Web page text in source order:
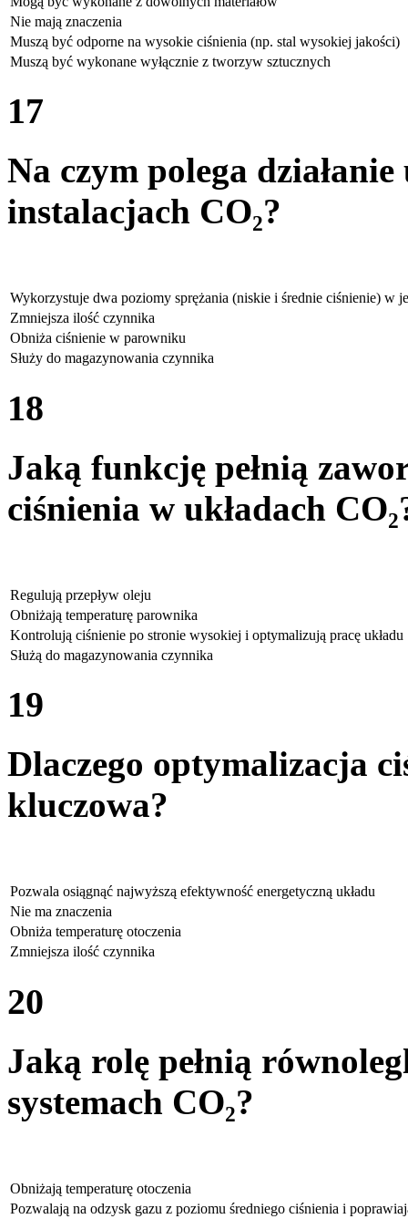
Nie mają znaczenia
Muszą być odporne na wysokie ciśnienia (np. stal wysokiej jakości)
Muszą być wykonane wyłącznie z tworzyw sztucznych
17
Na czym polega
instalacjach CO₂?
Wykorzystuje dwa poziomy sprężania (niskie i średnie ciśnienie) w
Zmniejsza ilość czynnika
Obniża ciśnienie w parowniku
Służy do magazynowania czynnika
18
Jaką funkcję pełnią
ciśnienia w układach
Regulują przepływ oleju
Obniżają temperaturę parownika
Kontrolują ciśnienie po stronie wysokiej i optymalizują pracę układu
Służą do magazynowania czynnika
19
Dlaczego optymalizacja
kluczowa?
Pozwala osiągnąć najwyższą efektywność energetyczną układu
Nie ma znaczenia
Obniża temperaturę otoczenia
Zmniejsza ilość czynnika
20
Jaką rolę pełnią
systemach CO₂?
Obniżają temperaturę otoczenia
Pozwalają na odzysk gazu z poziomu średniego ciśnienia i